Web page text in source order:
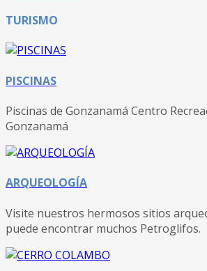
TURISMO
PISCINAS
Piscinas de Gonzanamá Centro
Gonzanamá
ARQUEOLOGÍA
Visite nuestros hermosos sitios
puede encontrar muchos Petroglifos.